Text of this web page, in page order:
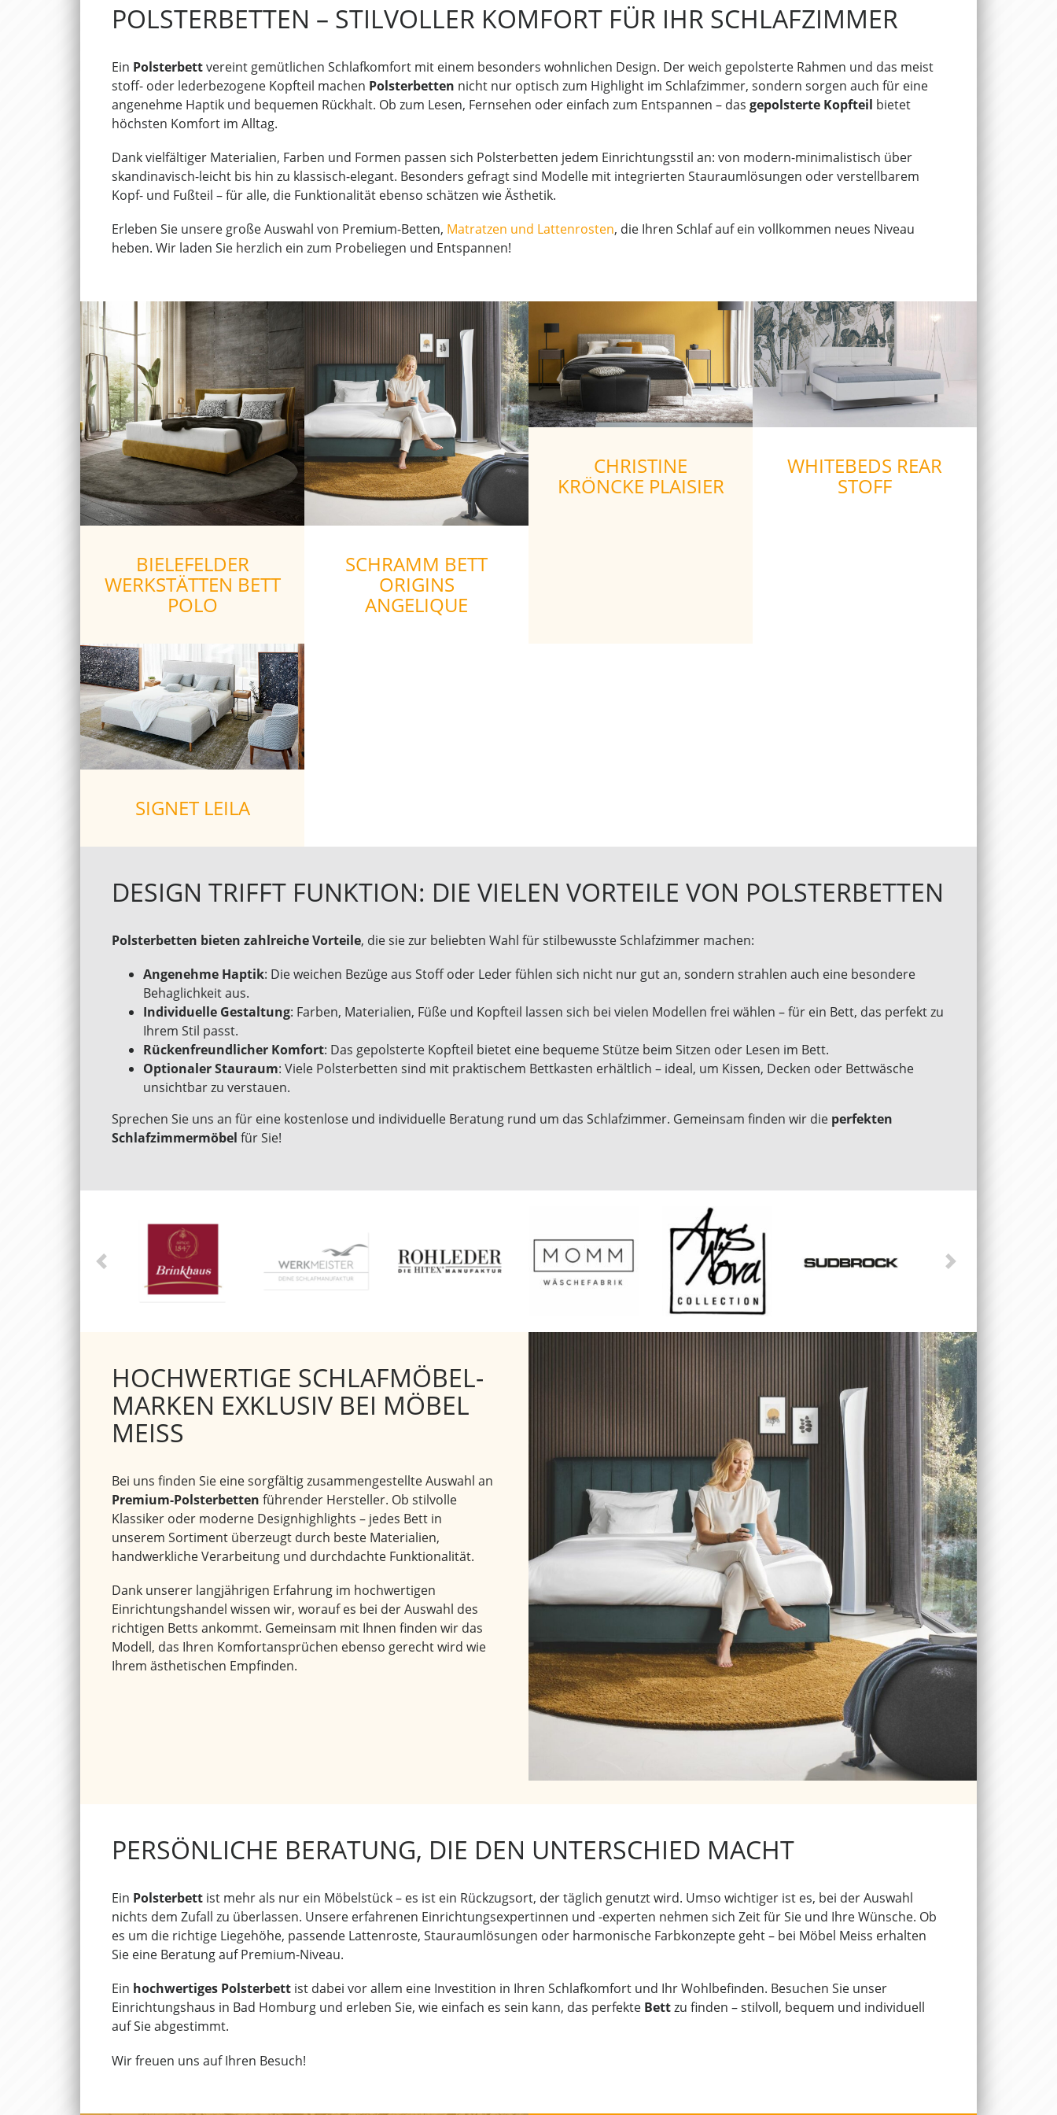
POLSTERBETTEN – STILVOLLER KOMFORT FÜR IHR SCHLAFZIMMER
Ein Polsterbettvereint gemütlichen Schlafkomfort mit einem besonders wohnlichen Design. Der weich gepolsterte Rahmen und das meist
stoff- oder lederbezogene Kopfteil machen Polsterbetten nicht nur optisch zum Highlight im Schlafzimmer, sondern sorgen auch für eine
angenehme Haptik und bequemen Rückhalt. Ob zum Lesen, Fernsehen oder einfach zum Entspannen – das gepolsterte Kopfteil bietet
höchsten Komfort im Alltag.
Dank vielfältiger Materialien, Farben und Formen passen sich Polsterbetten jedem Einrichtungsstil an: von modern-minimalistisch über
skandinavisch-leicht bis hin zu klassisch-elegant. Besonders gefragt sind Modelle mit integrierten Stauraumlösungen oder verstellbarem
Kopf- und Fußteil – für alle, die Funktionalität ebenso schätzen wie Ästhetik.
Erleben Sie unsere große Auswahl von Premium-Betten, Matratzen und Lattenrosten, die Ihren Schlaf auf ein vollkommen neues Niveau
heben. Wir laden Sie herzlich ein zum Probeliegen und Entspannen!
BIELEFELDER
WERKSTÄTTEN BETT
POLO
SCHRAMM BETT
ORIGINS
ANGELIQUE
CHRISTINE
KRÖNCKE PLAISIER
WHITEBEDS REAR
STOFF
SIGNET LEILA
DESIGN TRIFFT FUNKTION: DIE VIELEN VORTEILE VON POLSTERBETTEN
Polsterbetten bieten zahlreiche Vorteile, die sie zur beliebten Wahl für stilbewusste Schlafzimmer machen:
Angenehme Haptik: Die weichen Bezüge aus Stoff oder Leder fühlen sich nicht nur gut an, sondern strahlen auch eine besondere
Behaglichkeit aus.
Individuelle Gestaltung: Farben, Materialien, Füße und Kopfteil lassen sich bei vielen Modellen frei wählen – für ein Bett, das perfekt zu
Ihrem Stil passt.
Rückenfreundlicher Komfort: Das gepolsterte Kopfteil bietet eine bequeme Stütze beim Sitzen oder Lesen im Bett.
Optionaler Stauraum: Viele Polsterbetten sind mit praktischem Bettkasten erhältlich – ideal, um Kissen, Decken oder Bettwäsche
unsichtbar zu verstauen.
Sprechen Sie uns an für eine kostenlose und individuelle Beratung rund um das Schlafzimmer. Gemeinsam finden wir die perfekten
Schlafzimmermöbel für Sie!
V
N
s
t
e
r
HOCHWERTIGE SCHLAFMÖBEL-
MARKEN EXKLUSIV BEI MÖBEL
MEISS
Bei uns finden Sie eine sorgfältig zusammengestellte Auswahl an
Premium-Polsterbetten führender Hersteller. Ob stilvolle
Klassiker oder moderne Designhighlights – jedes Bett in
unserem Sortiment überzeugt durch beste Materialien,
handwerkliche Verarbeitung und durchdachte Funktionalität.
Dank unserer langjährigen Erfahrung im hochwertigen
Einrichtungshandel wissen wir, worauf es bei der Auswahl des
richtigen Betts ankommt. Gemeinsam mit Ihnen finden wir das
Modell, das Ihren Komfortansprüchen ebenso gerecht wird wie
Ihrem ästhetischen Empfinden.
PERSÖNLICHE BERATUNG, DIE DEN UNTERSCHIED MACHT
Ein Polsterbett ist mehr als nur ein Möbelstück – es ist ein Rückzugsort, der täglich genutzt wird. Umso wichtiger ist es, bei der Auswahl
nichts dem Zufall zu überlassen. Unsere erfahrenen Einrichtungsexpertinnen und -experten nehmen sich Zeit für Sie und Ihre Wünsche. Ob
es um die richtige Liegehöhe, passende Lattenroste, Stauraumlösungen oder harmonische Farbkonzepte geht – bei Möbel Meiss erhalten
Sie eine Beratung auf Premium-Niveau.
Ein hochwertiges Polsterbett ist dabei vor allem eine Investition in Ihren Schlafkomfort und Ihr Wohlbefinden. Besuchen Sie unser
Einrichtungshaus in Bad Homburg und erleben Sie, wie einfach es sein kann, das perfekte Bettzu finden – stilvoll, bequem und individuell
auf Sie abgestimmt.
Wir freuen uns auf Ihren Besuch!